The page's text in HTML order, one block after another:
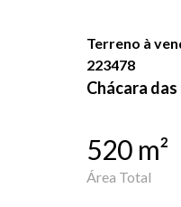
Terreno à
223478
Chácara
520 m²
Área Total